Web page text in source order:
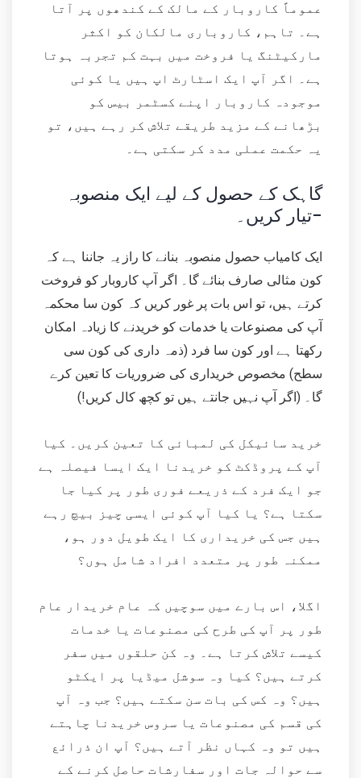
عموماً کاروبار کے مالک کے کندھوں پر آتا
ہے۔ تاہم، کاروباری مالکان کو اکثر
مارکیٹنگ یا فروخت میں بہت کم تجربہ ہوتا
ہے۔ اگر آپ ایک اسٹارٹ اپ ہیں یا کوئی
موجودہ کاروبار اپنے کسٹمر بیس کو
بڑھانے کے مزید طریقے تلاش کر رہے ہیں، تو
یہ حکمت عملی مدد کر سکتی ہے۔
گاہک کے حصول کے لیے ایک منصوبہ
تیار کریں۔-
ایک کامیاب حصول منصوبہ بنانے کا راز یہ جاننا ہے کہ
کون مثالی صارف بنائے گا۔ اگر آپ کاروبار کو فروخت
کرتے ہیں، تو اس بات پر غور کریں کہ کون سا محکمہ
آپ کی مصنوعات یا خدمات کو خریدنے کا زیادہ امکان
رکھتا ہے اور کون سا فرد (ذمہ داری کی کون سی
سطح) مخصوص خریداری کی ضروریات کا تعین کرے
گا۔ (اگر آپ نہیں جانتے ہیں تو کچھ کال کریں!)
خرید سائیکل کی لمبائی کا تعین کریں۔ کیا
آپ کے پروڈکٹ کو خریدنا ایک ایسا فیصلہ ہے
جو ایک فرد کے ذریعے فوری طور پر کیا جا
سکتا ہے؟ یا کیا آپ کوئی ایسی چیز بیچ رہے
ہیں جس کی خریداری کا ایک طویل دور ہو،
ممکنہ طور پر متعدد افراد شامل ہوں؟
اگلا، اس بارے میں سوچیں کہ عام خریدار عام
طور پر آپ کی طرح کی مصنوعات یا خدمات
کیسے تلاش کرتا ہے۔ وہ کن حلقوں میں سفر
کرتے ہیں؟ کیا وہ سوشل میڈیا پر ایکٹو
ہیں؟ وہ کس کی بات سن سکتے ہیں؟ جب وہ آپ
کی قسم کی مصنوعات یا سروس خریدنا چاہتے
ہیں تو وہ کہاں نظر آتے ہیں؟ آپ ان ذرائع
سے حوالہ جات اور سفارشات حاصل کرنے کے